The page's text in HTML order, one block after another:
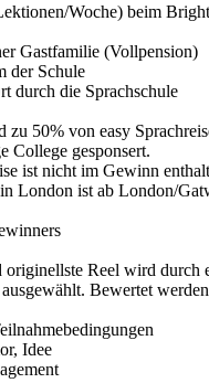
Woche) beim
Gastfamilie (Vollpension)
der Schule
durch die Sprachschule
50% von easy
College gesponsert.
ist nicht im Gewinn
London ist ab London/
originellste Reel wird durch
Bewertet
Idee